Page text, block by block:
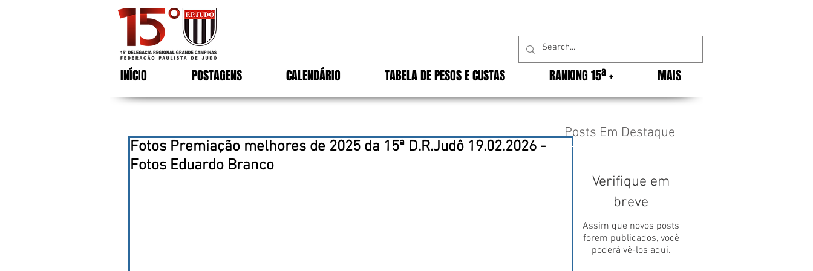
INÍCIO POSTAGENS CALENDÁRIO TABELA DE PESOS E CUSTAS RANKING 15ª + MAIS
Fotos Premiação melhores de 2025 da 15ª D.R.Judô 19.02.2026 -
Fotos Eduardo Branco
Posts Em Destaque
Verifique em
breve
Assim que novos posts
forem publicados, você
poderá vê-los aqui.